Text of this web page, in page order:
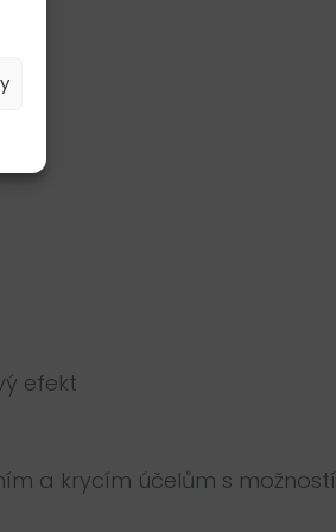
efekt
a krycím účelům s možností